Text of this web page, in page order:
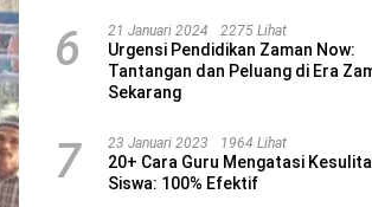
6 21 Januari 2024 2275 Lihat
Urgensi Pendidikan Zaman Now:
Tantangan dan Peluang di Era
Sekarang
7 23 Januari 2023 1964 Lihat
20+ Cara Guru Mengatasi
Siswa: 100% Efektif